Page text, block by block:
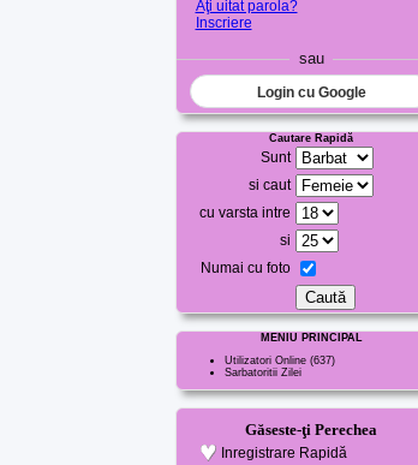
Aţi uitat parola?
Inscriere
sau
Login cu Google
Cautare Rapidă
Sunt
si caut
cu varsta intre
si
Numai cu foto
MENIU PRINCIPAL
Utilizatori Online (637)
Sarbatoritii Zilei
Găseste-ţi Perechea
Inregistrare Rapidă